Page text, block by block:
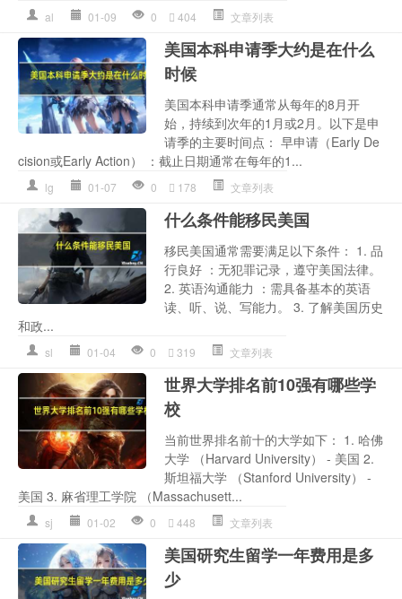
al 01-09 0 404 文章列表
美国本科申请季大约是在什么
时候
美国本科申请季通常从每年的8月开
始，持续到次年的1月或2月。以下是申
请季的主要时间点： 早申请（Early De
cision或Early Action） ：截止日期通常在每年的1...
lg 01-07 0 178 文章列表
什么条件能移民美国
移民美国通常需要满足以下条件： 1. 品
行良好 ：无犯罪记录，遵守美国法律。
2. 英语沟通能力 ：需具备基本的英语
读、听、说、写能力。 3. 了解美国历史
和政...
sl 01-04 0 319 文章列表
世界大学排名前10强有哪些学
校
当前世界排名前十的大学如下： 1. 哈佛
大学 （Harvard University） - 美国 2.
斯坦福大学 （Stanford University） -
美国 3. 麻省理工学院 （Massachusett...
sj 01-02 0 448 文章列表
美国研究生留学一年费用是多
少